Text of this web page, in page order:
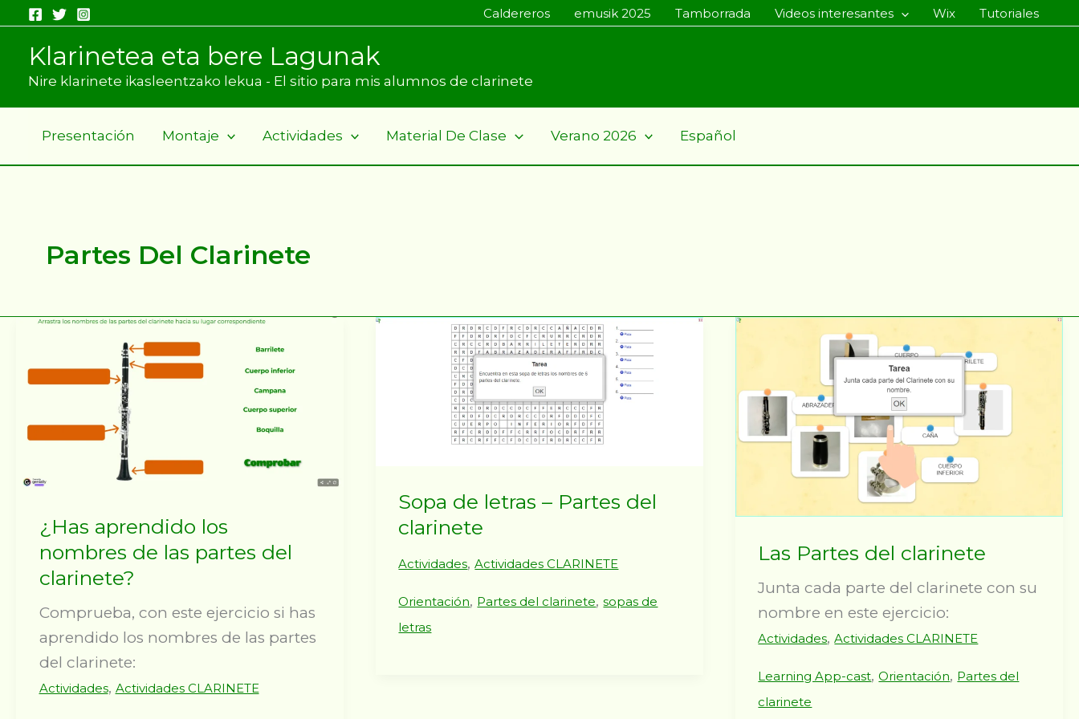
contenido
Caldereros emusik 2025 Tamborrada Videos interesantes Wix Tutoriales
Klarinetea eta bere Lagunak
Nire klarinete ikasleentzako lekua - El sitio para mis alumnos de clarinete
Presentación Montaje Actividades Material De Clase Verano 2026 Español
Partes Del Clarinete
¿Has aprendido los
nombres de las partes del
clarinete?
Comprueba, con este ejercicio si has
aprendido los nombres de las partes
del clarinete:
Actividades, Actividades CLARINETE
Sopa de letras – Partes del
clarinete
Actividades,Actividades CLARINETE
Orientación, Partes del clarinete,sopas de
letras
Las Partes del clarinete
Junta cada parte del clarinete con su
nombre en este ejercicio:
Actividades,Actividades CLARINETE
Learning App-cast,Orientación, Partes del
clarinete